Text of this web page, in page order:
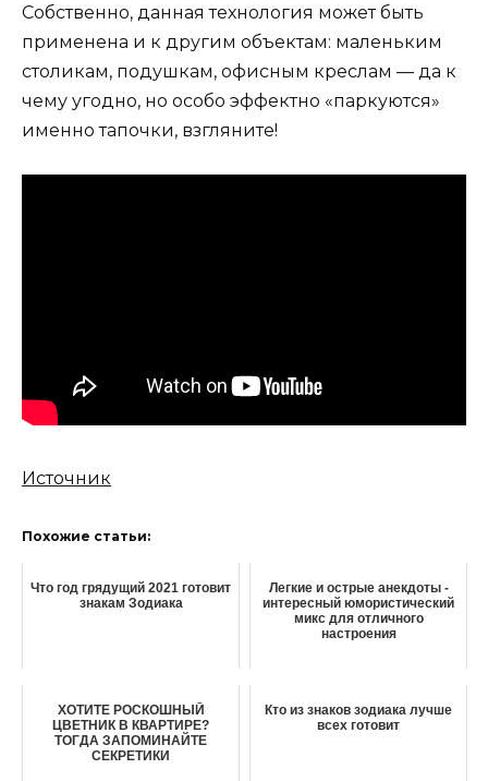
Собственно, данная технология может быть
применена и к другим объектам: маленьким
столикам, подушкам, офисным креслам — да к
чему угодно, но особо эффектно «паркуются»
именно тапочки, взгляните!
Источник
Похожие статьи:
Что год грядущий 2021 готовит
знакам Зодиака
Легкие и острые анекдоты -
интересный юмористический
микс для отличного
настроения
ХОТИТЕ РОСКОШНЫЙ
ЦВЕТНИК В КВАРТИРЕ?
ТОГДА ЗАПОМИНАЙТЕ
СЕКРЕТИКИ
Кто из знаков зодиака лучше
всех готовит